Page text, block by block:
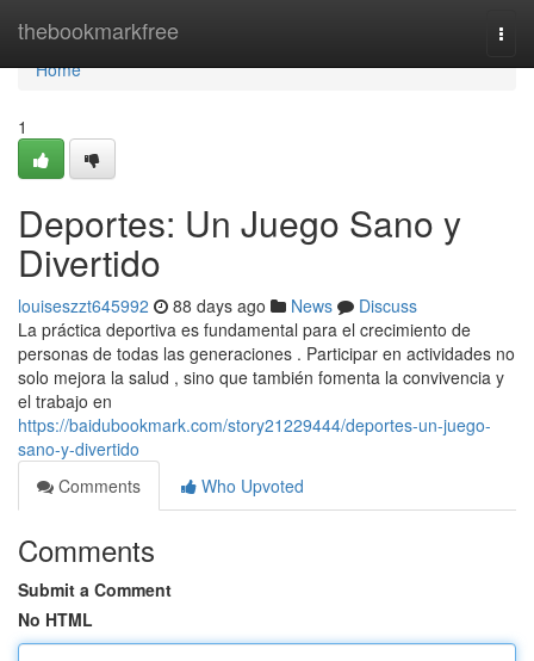
thebookmarkfree
Home
Home
1
Deportes: Un Juego Sano y
Divertido
louiseszzt645992 88 days ago News
Discuss
La práctica deportiva es fundamental para el crecimiento de
personas de todas las generaciones . Participar en actividades no
solo mejora la salud , sino que también fomenta la convivencia y
el trabajo en
https://baidubookmark.com/story21229444/deportes-un-juego-
sano-y-divertido
Comments
Who Upvoted
Comments
Submit a Comment
No HTML